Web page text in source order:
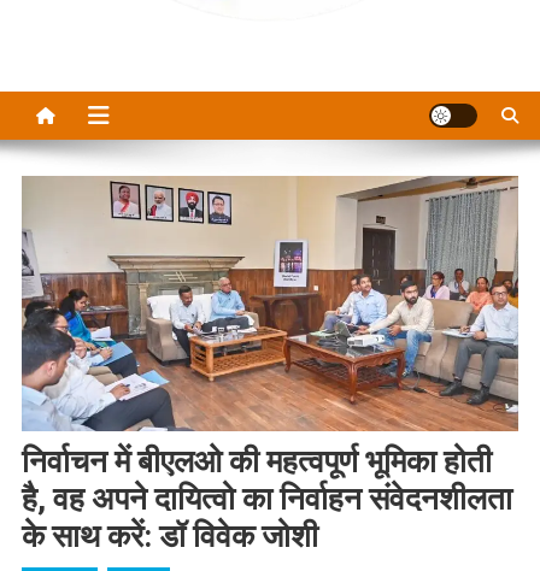
निर्वाचन में बीएलओ की महत्वपूर्ण भूमिका होती
है, वह अपने दायित्वो का निर्वाहन संवेदनशीलता
के साथ करें: डॉ विवेक जोशी